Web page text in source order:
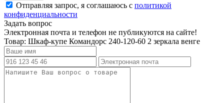
Отправляя запрос, я соглашаюсь с политикой
конфиденциальности
Задать вопрос
Электронная почта и телефон не публикуются на сайте!
Товар: Шкаф-купе Командорс 240-120-60 2 зеркала венге